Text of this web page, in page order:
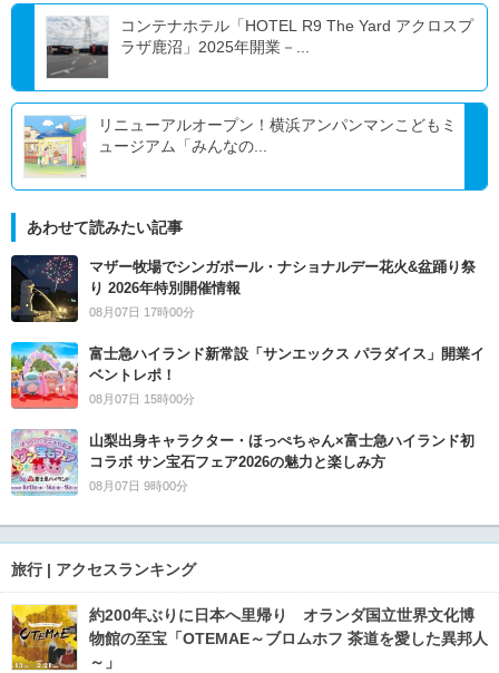
コンテナホテル「HOTEL R9 The Yard アクロスプ
ラザ鹿沼」2025年開業－...
リニューアルオープン！横浜アンパンマンこどもミ
ュージアム「みんなの...
あわせて読みたい記事
マザー牧場でシンガポール・ナショナルデー花火&盆踊り祭
り 2026年特別開催情報
08月07日 17時00分
富士急ハイランド新常設「サンエックス パラダイス」開業イ
ベントレポ！
08月07日 15時00分
山梨出身キャラクター・ほっぺちゃん×富士急ハイランド初
コラボ サン宝石フェア2026の魅力と楽しみ方
08月07日 9時00分
旅行 | アクセスランキング
約200年ぶりに日本へ里帰り オランダ国立世界文化博
物館の至宝「OTEMAE～ブロムホフ 茶道を愛した異邦人
～」